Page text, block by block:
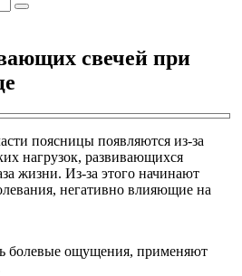
свечей при
поясницы появляются из-за
нагрузок, развивающихся
жизни. Из-за этого начинают
негативно влияющие на
болевые ощущения, применяют